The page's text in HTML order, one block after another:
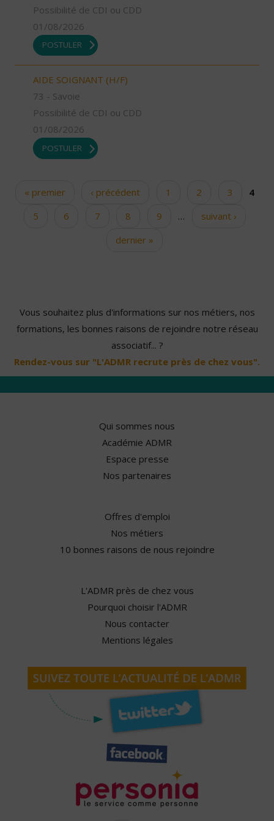
Possibilité de CDI ou CDD
01/08/2026
POSTULER
AIDE SOIGNANT (H/F)
73 - Savoie
Possibilité de CDI ou CDD
01/08/2026
POSTULER
Pages« premier ‹ précédent 1 2 3
4
5
6 7 8 9 …
suivant ›
dernier »
Vous souhaitez plus d'informations sur nos métiers, nos
formations, les bonnes raisons de rejoindre notre réseau
associatif... ?
Rendez-vous sur "L'ADMR recrute près de chez vous".
Qui sommes nous
Académie ADMR
Espace presse
Nos partenaires
Offres d'emploi
Nos métiers
10 bonnes raisons de nous rejoindre
L'ADMR près de chez vous
Pourquoi choisir l'ADMR
Nous contacter
Mentions légales